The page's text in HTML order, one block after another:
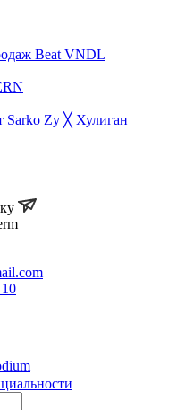
Beat VNDL
Sarko Zy ╳ Хулиган